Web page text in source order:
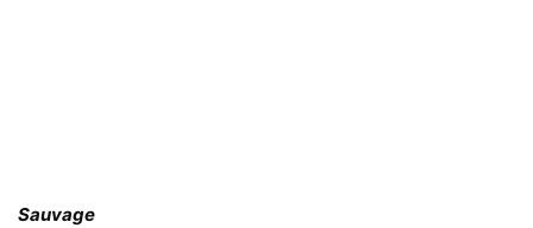
Sauvage